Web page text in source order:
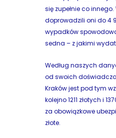
się zupełnie co
doprowadzili oni do 4
wypadków
sedna – z jakimi
Według naszych
od swoich
Kraków jest pod tym
kolejno 1211 złotych i
za obowiązkowe
złote.